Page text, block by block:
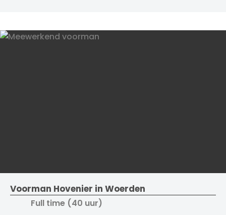
Voorman Hovenier in Woerden
Full time (40 uur)